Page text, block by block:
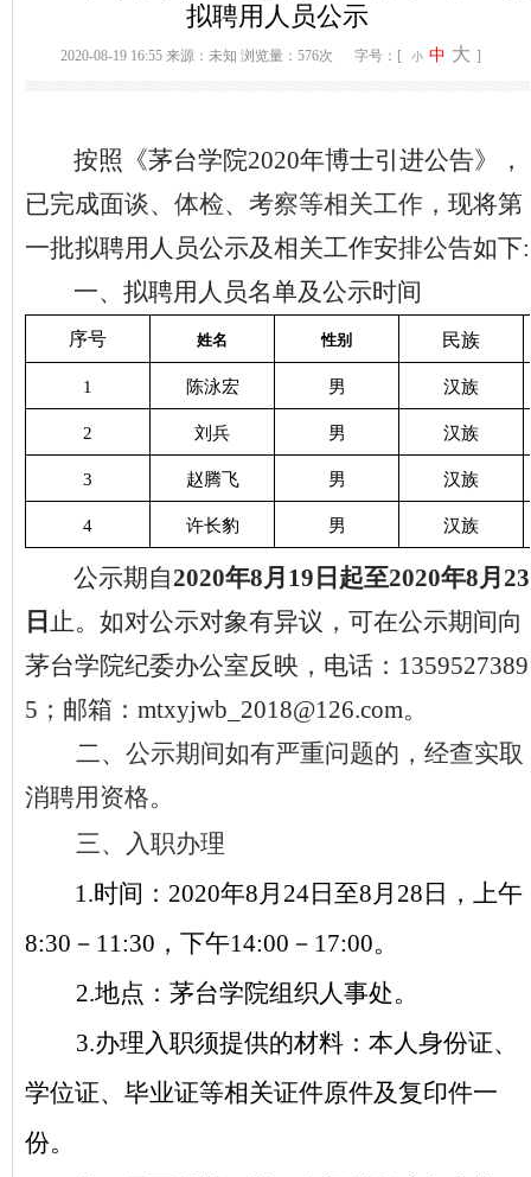
拟聘用人员公示
2020-08-19 16:55 来源：未知 浏览量：576次 字号：[ 小 中 大 ]
按照《茅台学院2020年博士引进公告》，
已完成面谈、体检、考察等相关工作， 现将第
一批拟聘用人员公示及相关工作安排公告如下:
一、拟聘用人员名单及公示时间
序号 姓名 性别 民族
1 陈泳宏 男 汉族
2 刘兵 男 汉族
3 赵腾飞 男 汉族
4 许长豹 男 汉族
公示期自2020年8月 19 日起至2020年8月 23
日 止。如对公示对象有异议，可在公示期间向
茅台学院纪委办公室反映，电话： 1359527389
5；邮箱：mtxyjwb_2018@126.com。
二、 公示期间如有严重问题的，经查实取
消聘用资格。
三、
入职办理
1.时间： 2020年8月 24日至8月 28 日，上午
8:30－11:30，下午14:00－17:00。
2.地点：茅台学院组织人事处。
3.办理入职须提供的材料：本人身份证、
学位证、毕业证等相关证件原件及复印件一
份。